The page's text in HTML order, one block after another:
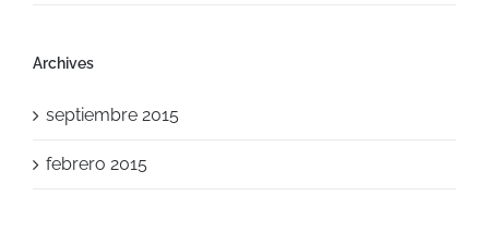
Archives
septiembre 2015
febrero 2015